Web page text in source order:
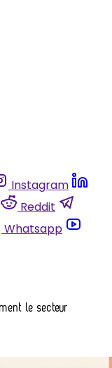
Instagram
Reddit
Whatsapp
le secteur